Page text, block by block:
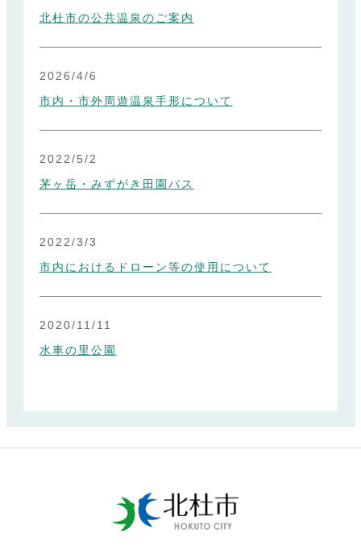
北杜市の公共温泉のご案内
2026/4/6
市内・市外周遊温泉手形について
2022/5/2
茅ヶ岳・みずがき田園バス
2022/3/3
市内におけるドローン等の使用について
2020/11/11
水車の里公園